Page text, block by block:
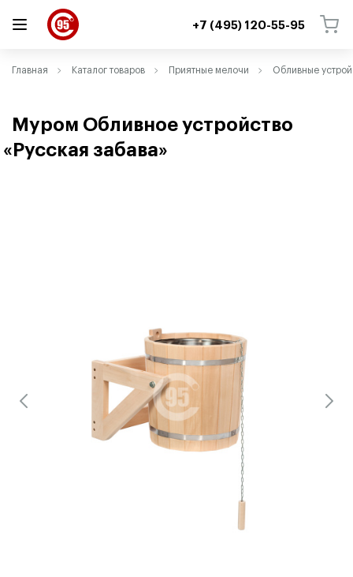
+7 (495) 120-55-95
Главная Каталог товаров Приятные мелочи Обливные
Муром Обливное устройство
« Русская забава»
ВЕРНУТЬСЯ
ВЕРНУТЬСЯ